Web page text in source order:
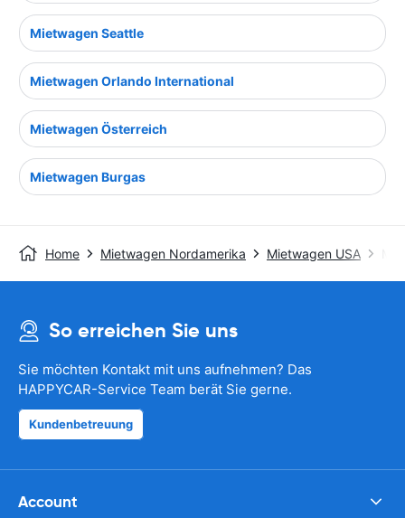
Mietwagen Seattle
Mietwagen Orlando International
Mietwagen Österreich
Mietwagen Burgas
Home Mietwagen Nordamerika Mietwagen USA
So erreichen Sie uns
Sie möchten Kontakt mit uns aufnehmen? Das
HAPPYCAR-Service Team berät Sie gerne.
Kundenbetreuung
Account